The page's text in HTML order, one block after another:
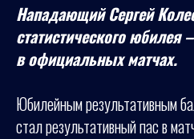
Нападающий Сергей
статистического юбилея
в официальных матчах.
Юбилейным результативным
стал результативный пас в